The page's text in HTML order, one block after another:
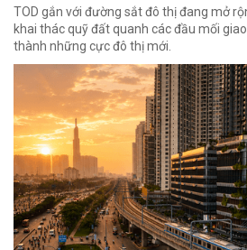
TOD gắn với đường sắt đô thị đang mở
khai thác quỹ đất quanh các đầu mối
thành những cực đô thị mới.